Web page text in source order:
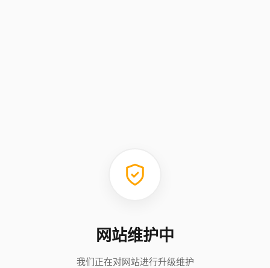
网站维护中
我们正在对网站进行升级维护